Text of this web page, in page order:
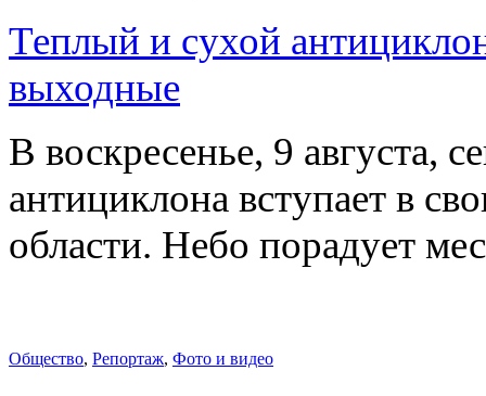
Теплый и сухой
выходные
В воскресенье, 9 августа,
антициклона вступает в
области. Небо порадует
Общество, Репортаж, Фото и видео